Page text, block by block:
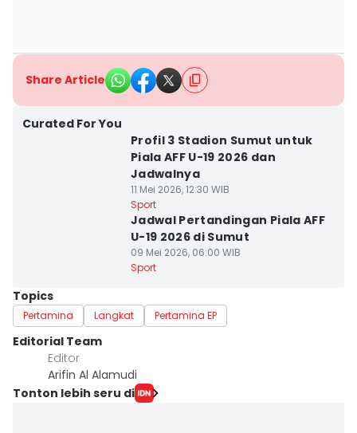
Share Article
Curated For You
Profil 3 Stadion Sumut untuk
Piala AFF U-19 2026 dan
Jadwalnya
11 Mei 2026, 12:30 WIB
Sport
Jadwal Pertandingan Piala AFF
U-19 2026 di Sumut
09 Mei 2026, 06:00 WIB
Sport
Topics
Pertamina Langkat Pertamina EP
Editorial Team
Editor
Arifin Al Alamudi
Tonton lebih seru di